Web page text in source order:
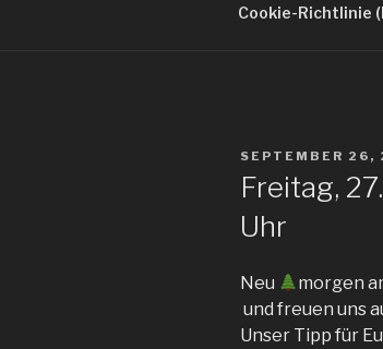
Cookie-Richtlinie
AM
SEPTEMBER 26,
Freitag,
Uhr
Neu
morgen
und freuen uns
Unser Tipp für